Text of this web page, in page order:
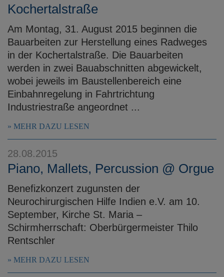
Kochertalstraße
Am Montag, 31. August 2015 beginnen die
Bauarbeiten zur Herstellung eines Radweges
in der Kochertalstraße. Die Bauarbeiten
werden in zwei Bauabschnitten abgewickelt,
wobei jeweils im Baustellenbereich eine
Einbahnregelung in Fahrtrichtung
Industriestraße angeordnet ...
MEHR DAZU LESEN
28.08.2015
Piano, Mallets, Percussion @ Orgue
Benefizkonzert zugunsten der
Neurochirurgischen Hilfe Indien e.V. am 10.
September, Kirche St. Maria –
Schirmherrschaft: Oberbürgermeister Thilo
Rentschler
MEHR DAZU LESEN